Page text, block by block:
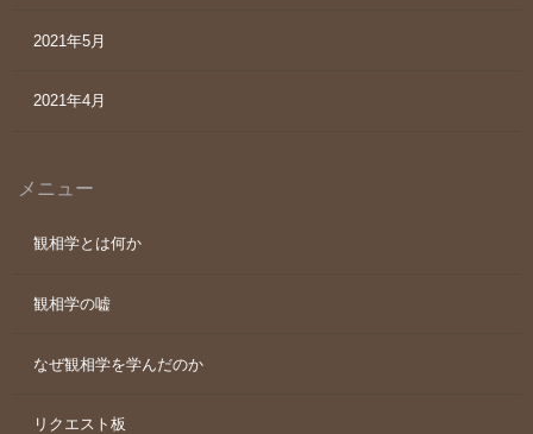
2021年5月
2021年4月
メニュー
観相学とは何か
観相学の嘘
なぜ観相学を学んだのか
リクエスト板